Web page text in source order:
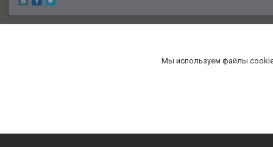
Мы используем файлы